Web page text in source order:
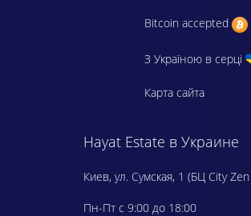
Bitcoin accepted
З Україною в серці
Карта сайта
Hayat Estate в Украине
Киев, ул. Сумская, 1 (БЦ City
Пн-Пт с 9:00 до 18:00